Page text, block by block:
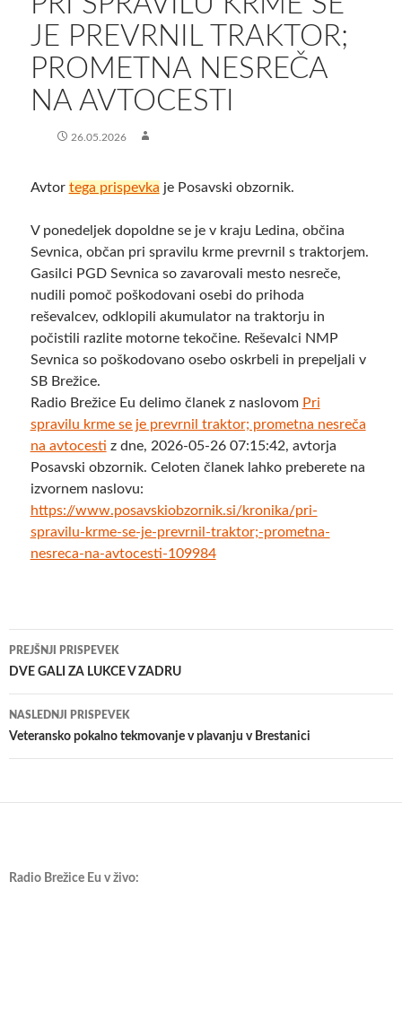
JE PREVRNIL TRAKTOR;
PROMETNA NESREČA
NA AVTOCESTI
26.05.2026
Avtor tega prispevka je Posavski obzornik.
​V ponedeljek dopoldne se je v kraju Ledina, občina
Sevnica, občan pri spravilu krme prevrnil s traktorjem.
Gasilci PGD Sevnica so zavarovali mesto nesreče,
nudili pomoč poškodovani osebi do prihoda
reševalcev, odklopili akumulator na traktorju in
počistili razlite motorne tekočine. Reševalci NMP
Sevnica so poškodovano osebo oskrbeli in prepeljali v
SB Brežice.
Radio Brežice Eu delimo članek z naslovom Pri
spravilu krme se je prevrnil traktor; prometna nesreča
na avtocesti z dne, 2026-05-26 07:15:42, avtorja
Posavski obzornik. Celoten članek lahko preberete na
izvornem naslovu:
https://www.posavskiobzornik.si/kronika/pri-
spravilu-krme-se-je-prevrnil-traktor;-prometna-
nesreca-na-avtocesti-109984
Krmarjenje
po
prispevkih
PREJŠNJI PRISPEVEK
DVE GALI ZA LUKCE V ZADRU
NASLEDNJI PRISPEVEK
Veteransko pokalno tekmovanje v plavanju v Brestanici
Radio Brežice Eu v živo: